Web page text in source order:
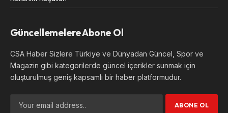
Güncellemelere Abone Ol
CSA Haber Sizlere Türkiye ve Dünyadan Güncel, Spor ve
Magazin gibi kategorilerde güncel içerikler sunmak için
oluşturulmuş geniş kapsamlı bir haber platformudur.